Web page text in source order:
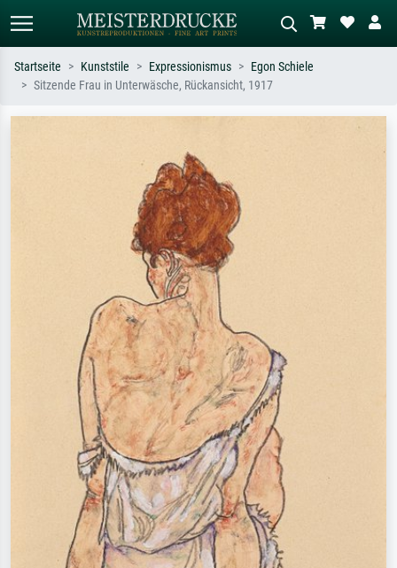
Sternennacht, Impressionismus, Welle
Beschreiben Sie die Szene – z.B. Grüne
Ölgemälde, Stehender Akt neben einem
Startseite Kunststile Expressionismus
Egon Schiele
Sitzende Frau in Unterwäsche, Rückansicht, 1917